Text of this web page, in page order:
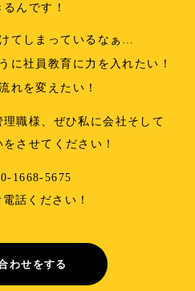
んです！
てしまっているなぁ…
に社員教育に力を入れたい！
れを変えたい！
職様、ぜひ私に会社そして
させてください！
1668-5675
話ください！
わせをする